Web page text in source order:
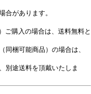
合があります。
ご購入の場合は、送料無料と
梱可能商品）の場合は、
別途送料を頂戴いたしま